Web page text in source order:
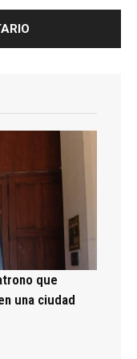
que
una ciudad